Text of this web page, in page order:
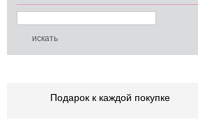
Подарок к каждой покупке